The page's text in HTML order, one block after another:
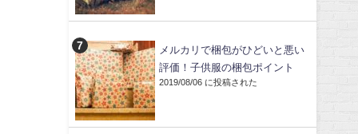
メルカリで梱包がひどいと悪い
評価！子供服の梱包ポイント
2019/08/06 に投稿された